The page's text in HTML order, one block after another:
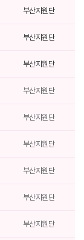
부산지원단
부산지원단
부산지원단
부산지원단
부산지원단
부산지원단
부산지원단
부산지원단
부산지원단